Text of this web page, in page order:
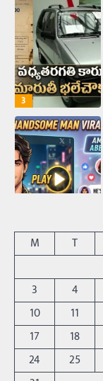
3
4
5
M
T
3
4
10
11
17
18
24
25